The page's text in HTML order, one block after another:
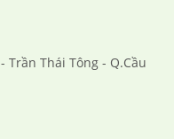
Trần Thái Tông - Q.Cầu